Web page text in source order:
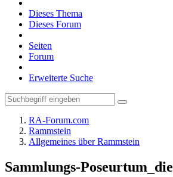
Dieses Thema
Dieses Forum
Seiten
Forum
Erweiterte Suche
RA-Forum.com
Rammstein
Allgemeines über Rammstein
Sammlungs-